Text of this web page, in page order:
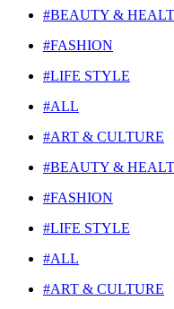
#BEAUTY &
#FASHION
#LIFE STYLE
#ALL
#ART & CULTURE
#BEAUTY &
#FASHION
#LIFE STYLE
#ALL
#ART & CULTURE